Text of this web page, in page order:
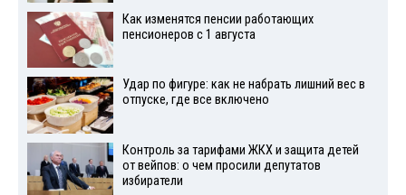
Как изменятся пенсии работающих
пенсионеров с 1 августа
Удар по фигуре: как не набрать лишний вес в
отпуске, где все включено
Контроль за тарифами ЖКХ и защита детей
от вейпов: о чем просили депутатов
избиратели